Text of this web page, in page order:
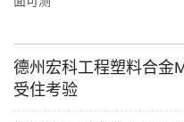
德州宏科工程塑料合金
受住考验